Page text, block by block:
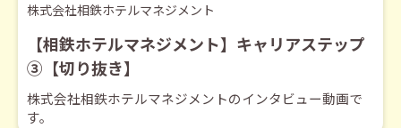
株式会社相鉄ホテルマネジメント
【相鉄ホテルマネジメント】キャリアステップ
③【切り抜き】
株式会社相鉄ホテルマネジメントのインタビュー動画で
す。